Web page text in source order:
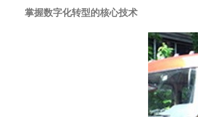
掌握数字化转型的核心技术